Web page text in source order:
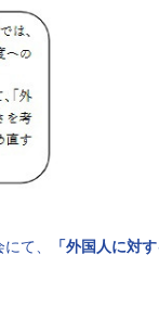
て、
「外国人に対